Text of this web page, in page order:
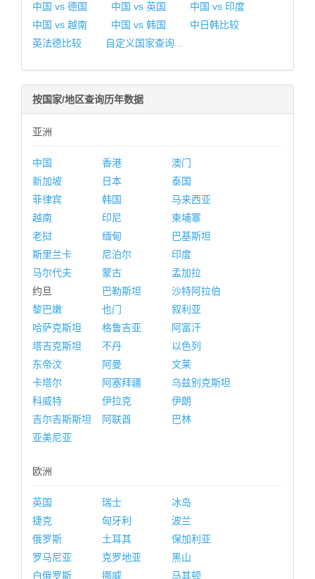
中国 vs 德国
中国 vs 英国
中国 vs 印度
中国 vs 越南
中国 vs 韩国
中日韩比较
英法德比较
自定义国家查询...
按国家/地区查询历年数据
亚洲
中国 香港
澳门
新加坡
日本
泰国
菲律宾
韩国
马来西亚
越南
印尼
柬埔寨
老挝
缅甸
巴基斯坦
斯里兰卡
尼泊尔
印度
马尔代夫
蒙古
孟加拉
约旦
巴勒斯坦
沙特阿拉伯
黎巴嫩
也门
叙利亚
哈萨克斯坦
格鲁吉亚
阿富汗
塔吉克斯坦
不丹
以色列
东帝汶
阿曼
文莱
卡塔尔
阿塞拜疆
乌兹别克斯坦
科威特
伊拉克
伊朗
吉尔吉斯斯坦
阿联酋
巴林
亚美尼亚
欧洲
英国 瑞士
冰岛
捷克
匈牙利
波兰
俄罗斯
土耳其
保加利亚
罗马尼亚
克罗地亚
黑山
白俄罗斯
挪威
马其顿